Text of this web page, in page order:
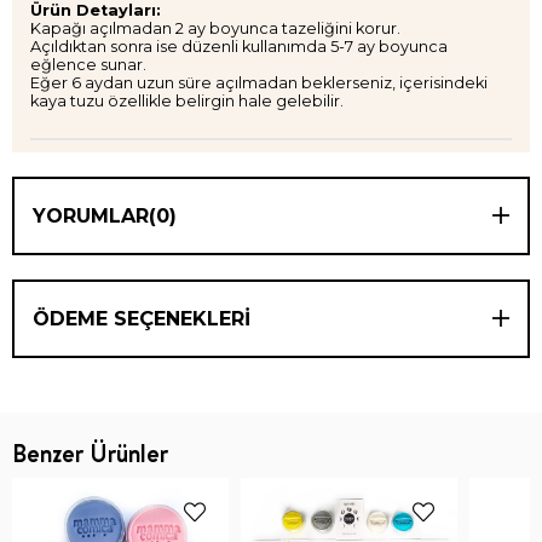
Ürün Detayları:
Kapağı açılmadan 2 ay boyunca tazeliğini korur.
Açıldıktan sonra ise düzenli kullanımda 5-7 ay boyunca
eğlence sunar.
Eğer 6 aydan uzun süre açılmadan beklerseniz, içerisindeki
kaya tuzu özellikle belirgin hale gelebilir.
YORUMLAR(0)
ÖDEME SEÇENEKLERI
Benzer Ürünler